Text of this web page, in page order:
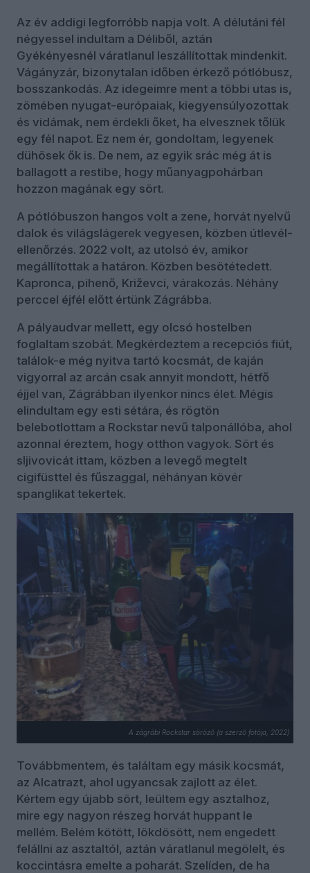
Az év addigi legforróbb napja volt. A délutáni fél
négyessel indultam a Déliből, aztán
Gyékényesnél váratlanul leszállítottak mindenkit.
Vágányzár, bizonytalan időben érkező pótlóbusz,
bosszankodás. Az idegeimre ment a többi utas is,
zömében nyugat-európaiak, kiegyensúlyozottak
és vidámak, nem érdekli őket, ha elvesznek tőlük
egy fél napot. Ez nem ér, gondoltam, legyenek
dühösek ők is. De nem, az egyik srác még át is
ballagott a restibe, hogy műanyagpohárban
hozzon magának egy sört.
A pótlóbuszon hangos volt a zene, horvát nyelvű
dalok és világslágerek vegyesen, közben útlevél-
ellenőrzés. 2022 volt, az utolsó év, amikor
megállítottak a határon. Közben besötétedett.
Kapronca, pihenő, Križevci, várakozás. Néhány
perccel éjfél előtt értünk Zágrábba.
A pályaudvar mellett, egy olcsó hostelben
foglaltam szobát. Megkérdeztem a recepciós fiút,
találok-e még nyitva tartó kocsmát, de kaján
vigyorral az arcán csak annyit mondott, hétfő
éjjel van, Zágrábban ilyenkor nincs élet. Mégis
elindultam egy esti sétára, és rögtön
belebotlottam a Rockstar nevű talponállóba, ahol
azonnal éreztem, hogy otthon vagyok. Sört és
sljivovicát ittam, közben a levegő megtelt
cigifüsttel és fűszaggal, néhányan kövér
spanglikat tekertek.
A zágrábi Rockstar söröző (a szerző fotója, 2022)
Továbbmentem, és találtam egy másik kocsmát,
az Alcatrazt, ahol ugyancsak zajlott az élet.
Kértem egy újabb sört, leültem egy asztalhoz,
mire egy nagyon részeg horvát huppant le
mellém. Belém kötött, lökdösött, nem engedett
felállni az asztaltól, aztán váratlanul megölelt, és
koccintásra emelte a poharát. Szelíden, de ha